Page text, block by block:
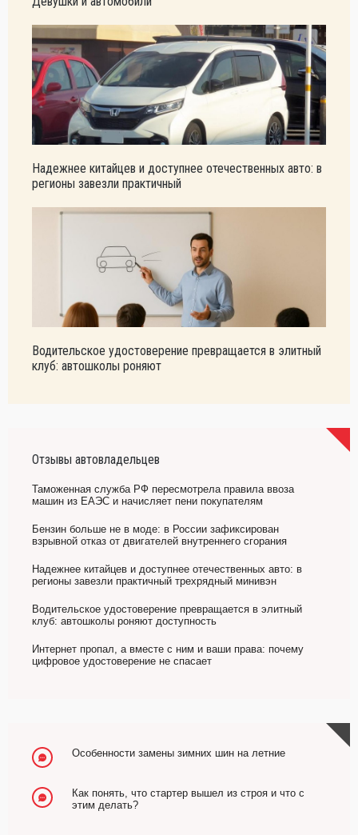
Надежнее китайцев и доступнее отечественных авто: в
регионы завезли практичный
Водительское удостоверение превращается в элитный
клуб: автошколы роняют
Отзывы автовладельцев
Таможенная служба РФ пересмотрела правила ввоза
машин из ЕАЭС и начисляет пени покупателям
Бензин больше не в моде: в России зафиксирован
взрывной отказ от двигателей внутреннего сгорания
Надежнее китайцев и доступнее отечественных авто: в
регионы завезли практичный трехрядный минивэн
Водительское удостоверение превращается в элитный
клуб: автошколы роняют доступность
Интернет пропал, а вместе с ним и ваши права: почему
цифровое удостоверение не спасает
Особенности замены зимних шин на летние
Как понять, что стартер вышел из строя и что с
этим делать?